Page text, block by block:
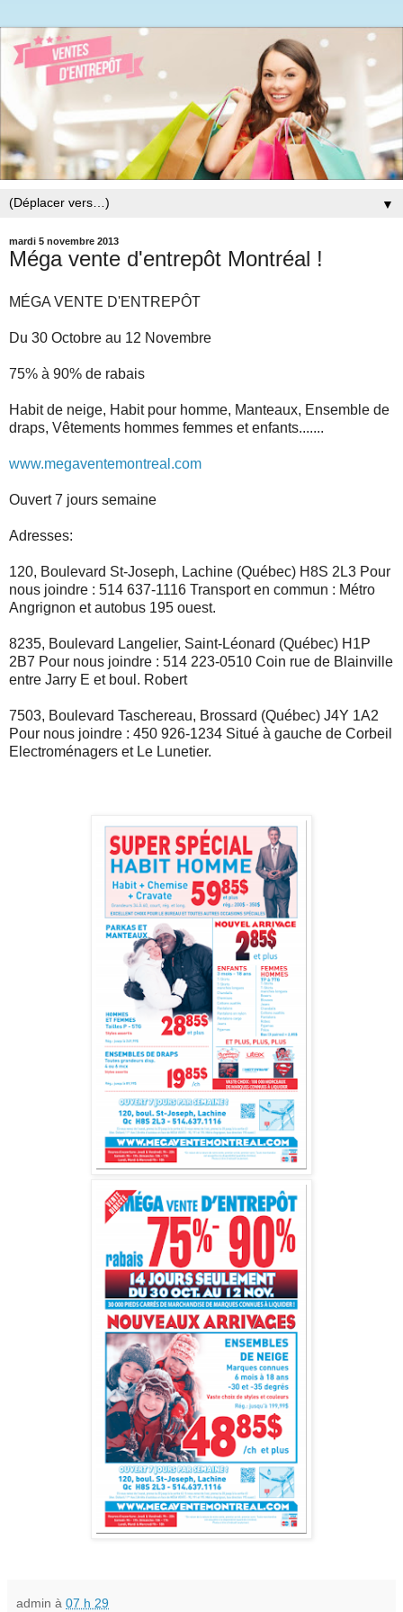
▼
mardi 5 novembre 2013
Méga vente d'entrepôt Montréal !
MÉGA VENTE D'ENTREPÔT
Du 30 Octobre au 12 Novembre
75% à 90% de rabais
Habit de neige, Habit pour homme, Manteaux, Ensemble de
draps, Vêtements hommes femmes et enfants.......
www.megaventemontreal.com
Ouvert 7 jours semaine
Adresses:
120, Boulevard St-Joseph, Lachine (Québec) H8S 2L3 Pour
nous joindre : 514 637-1116 Transport en commun : Métro
Angrignon et autobus 195 ouest.
8235, Boulevard Langelier, Saint-Léonard (Québec) H1P
2B7 Pour nous joindre : 514 223-0510 Coin rue de Blainville
entre Jarry E et boul. Robert
7503, Boulevard Taschereau, Brossard (Québec) J4Y 1A2
Pour nous joindre : 450 926-1234 Situé à gauche de Corbeil
Electroménagers et Le Lunetier.
admin à 07 h 29